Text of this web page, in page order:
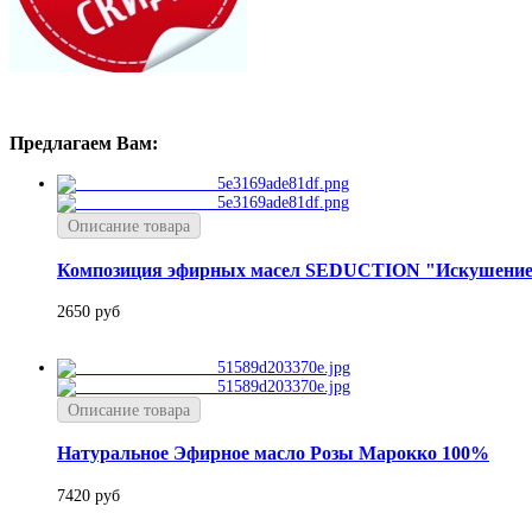
Предлагаем Вам:
Описание товара
Композиция эфирных масел SEDUCTION
2650 руб
Описание товара
Натуральное Эфирное масло Розы Марокко 100%
7420 руб